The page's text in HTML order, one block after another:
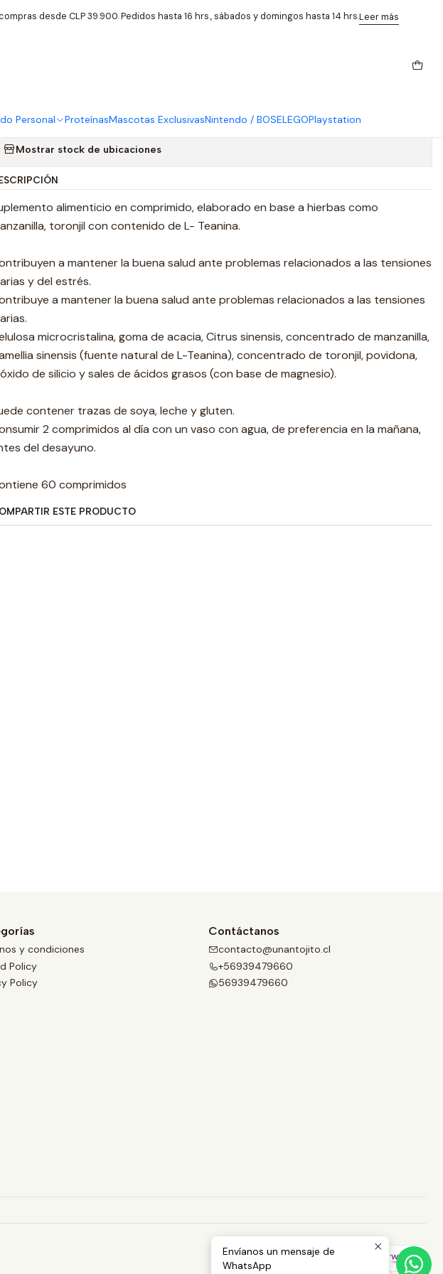
Personal ProteínasMascotas ExclusivasNintendo / BOSELEGOPlaystation
desde CLP 39.900. Pedidos hasta 16 hrs., sábados y domingos hasta 14 hrs.Leer más
Apoyo Para El Estrés / Nutrapharm
Mostrar stock de ubicaciones
alimenticio en comprimido, elaborado en base a hierbas como
toronjil con contenido de L- Teanina.
a mantener la buena salud ante problemas relacionados a las tensiones
y del estrés.
a mantener la buena salud ante problemas relacionados a las tensiones
microcristalina, goma de acacia, Citrus sinensis, concentrado de manzanilla,
sinensis (fuente natural de L-Teanina), concentrado de toronjil, povidona,
de silicio y sales de ácidos grasos (con base de magnesio).
contener trazas de soya, leche y gluten.
2 comprimidos al día con un vaso con agua, de preferencia en la mañana,
del desayuno.
60 comprimidos
ESTE PRODUCTO
y condiciones
Policy
Policy
Contáctanos
contacto@unantojito.cl
+56939479660
56939479660
Envíanos un mensaje de
WhatsApp